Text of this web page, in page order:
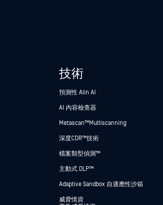
技術
預測性 Alin AI
AI 內容檢查器
Metascan™ Multiscanning
深度CDR™技術
檔案類型偵測™
主動式 DLP™
Adaptive Sandbox 自適應性沙箱
威脅情資